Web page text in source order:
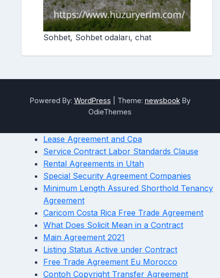
Sohbet, Sohbet odaları, chat
Powered By: WordPress Theme: newsbook By
OdieThemes
Lease Agreement and Cpa
Service Contract Labor Standards Clause
Rental Agreements in Utah
Special Security Agreement Companies
Minimum Length Assured Shorthold Tenancy
Agreement
Caricom Costa Rica Free Trade Agreement
What Does Solicit Mean in a Contract
Main Agreement 2021
Listing Status Active under Contract
Free Trade Agreement Eu Morocco
Contoh Copyright Transfer Agreement